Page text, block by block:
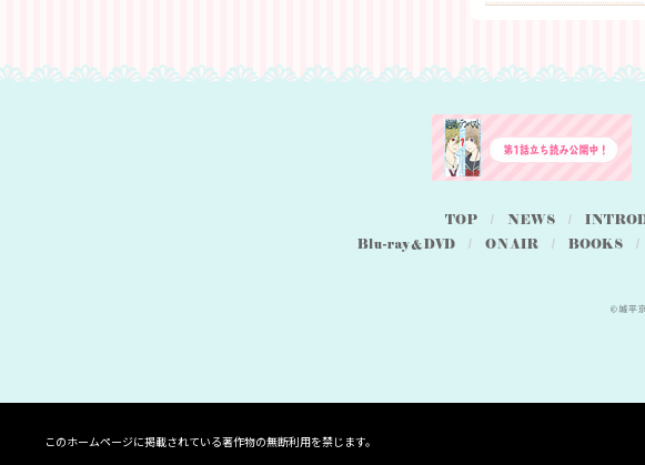
このホームページに掲載されている著作物の無断利用を禁じます。